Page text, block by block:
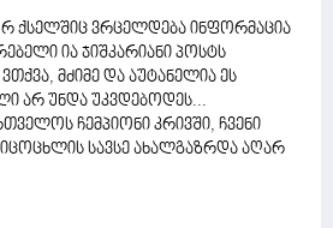
ქსელშიც ვრცელდება ინფორმაცია
ია ჯიშკარიანი პოსტს
მძიმე და აუტანელია ეს
არ უნდა უკვდებოდეს...
ჩემპიონი კრივში, ჩვენი
სავსე ახალგაზრდა აღარ